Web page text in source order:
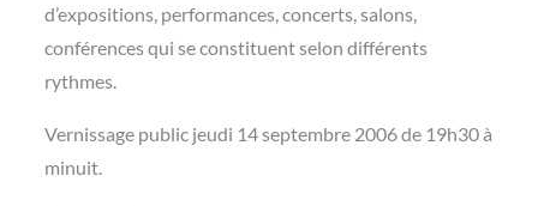
d’expositions, performances, concerts, salons,
conférences qui se constituent selon différents
rythmes.
Vernissage public jeudi 14 septembre 2006 de 19h30 à
minuit.